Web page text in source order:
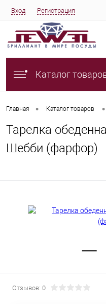
Вход Регистрация
Каталог
Главная • Каталог товаров •
Тарелка
Шебби (фарфор)
Отзывов: 0